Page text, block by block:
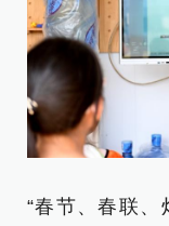
“春节、春联